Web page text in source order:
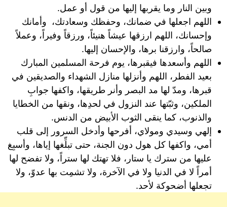
وبين النار وما يقربها إليها من قول أو عمل.
اللهم اجعلها في ضمانك، وحفظك وسعادتك، وأمانك
وإحسانك‎، اللهم ارزقها عيشاً هنيئاً، ورزقاً وفيراً، وعملاً
صالحاً، وارزقنا برها، والإحسان إليها.
اللهم وأسعدها فيقبرها، يوم فرحة المسلمين المبارك
بعيد الفطر، اللهم وأنزلها منازل الشهداء والصديقين في
قبرها، ومدّ لها مد البصر وأنر طريقها، واكفها جوابِ
الملكين، وثبّتها عند النزول في لحدِها، ونقها من الخطايا
والذنوب، كما ينقى الثوب الأبيض من الدنس.
إلهي وسيدي ومولاي، أفرحها وأدخل السرور إلى قلب
أمي، واكفها كل هول دون الجنة، حتى تبلِّغها إياها، وأسبِغ
عليها من سترك يا ستار، فلا تهتك لها ستراً، ولا تفضح لها
أمراً لا في الدنيا ولا في الآخرة، ولا تشمِت بها عدوّ، ولا
تجعلها أضحوكة لأحد.